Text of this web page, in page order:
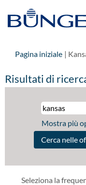
Pagina iniziale |
Risultati di
Mostra più
Seleziona la